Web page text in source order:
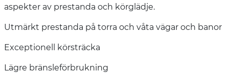
aspekter av prestanda och körglädje.
Utmärkt prestanda på torra och våta vägar och banor
Exceptionell körsträcka
Lägre bränsleförbrukning